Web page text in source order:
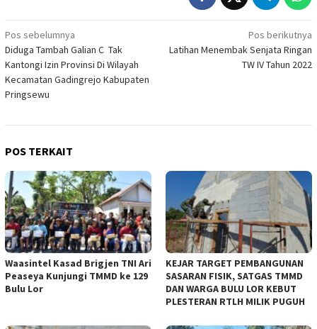
Navigasi
pos
Pos sebelumnya
Diduga Tambah Galian C Tak
Kantongi Izin Provinsi Di Wilayah
Kecamatan Gadingrejo Kabupaten
Pringsewu
Pos berikutnya
Latihan Menembak Senjata Ringan
TW IV Tahun 2022
POS TERKAIT
Waasintel Kasad Brigjen TNI Ari
Peaseya Kunjungi TMMD ke 129
Bulu Lor
KEJAR TARGET PEMBANGUNAN
SASARAN FISIK, SATGAS TMMD
DAN WARGA BULU LOR KEBUT
PLESTERAN RTLH MILIK PUGUH